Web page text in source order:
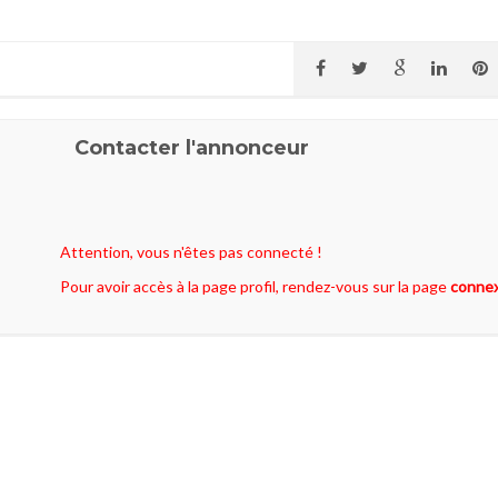
Contacter l'annonceur
Attention, vous n'êtes pas connecté !
Pour avoir accès à la page profil, rendez-vous sur la page